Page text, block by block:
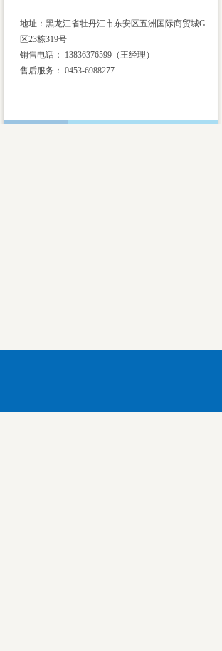
地址：黑龙江省牡丹江市东安区五洲国际商贸城G
区23栋319号
销售电话： 13836376599（王经理）
售后服务： 0453-6988277